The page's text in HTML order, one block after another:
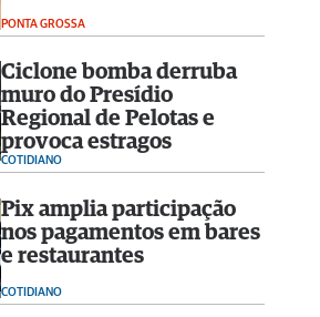
PONTA GROSSA
Ciclone bomba derruba
muro do Presídio
Regional de Pelotas e
provoca estragos
COTIDIANO
Pix amplia participação
nos pagamentos em bares
e restaurantes
COTIDIANO